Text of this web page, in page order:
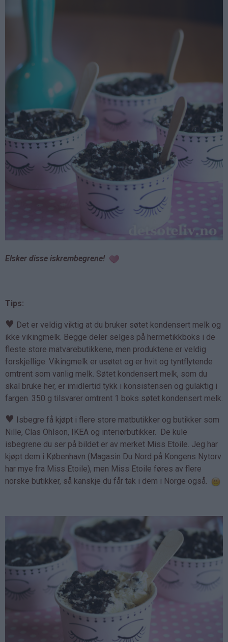
Elsker disse iskrembegrene!
Tips:
♥ Det er veldig viktig at du bruker søtet kondensert melk og
ikke vikingmelk. Begge deler selges på hermetikkboks i de
fleste store matvarebutikkene, men produktene er veldig
forskjellige. Vikingmelk er usøtet og er hvit og tyntflytende
omtrent som vanlig melk. Søtet kondensert melk, som du
skal bruke her, er imidlertid tykk i konsistensen og gulaktig i
fargen. 350 g tilsvarer omtrent 1 boks søtet kondensert melk.
♥ Isbegre få kjøpt i flere store matbutikker og butikker som
Nille, Clas Ohlson, IKEA og interiørbutikker. De kule
isbegrene du ser på bildet er av merket Miss Etoile. Jeg har
kjøpt dem i København (Magasin Du Nord på Kongens Nytorv
har mye fra Miss Etoile), men Miss Etoile føres av flere
norske butikker, så kanskje du får tak i dem i Norge også.